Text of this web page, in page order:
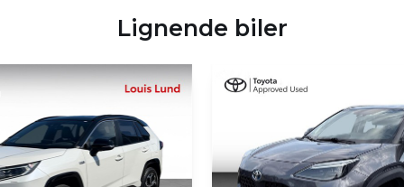
Lignende biler